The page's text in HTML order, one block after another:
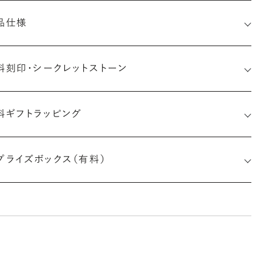
仕様
刻印・ シークレットストーン
メッセージ：半角英数字20文字まで刻印可能
ジを無料で刻印することができます。注文前だけでなく購入後
仕様」欄をご確認ください）。
ギフトラッピング
ライズボックス（有料）